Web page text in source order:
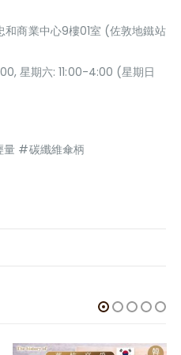
商業中心9樓01室 (佐敦地鐵站
星期六: 11:00-4:00 (星期日
#碳纖維傘柄